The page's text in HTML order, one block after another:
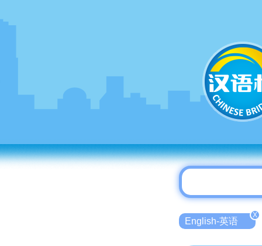
English-英语
X